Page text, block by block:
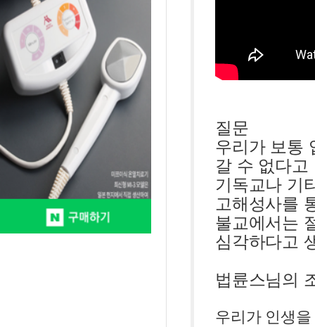
질문
우리가 보통
갈 수 없다고
기독교나 기
고해성사를
불교에서는
심각하다고
법륜스님의
우리가 인생